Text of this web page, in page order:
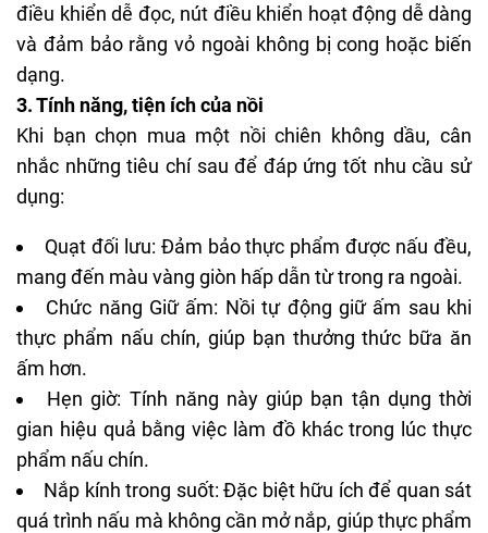
điều khiển dễ đọc, nút điều khiển hoạt động dễ dàng
và đảm bảo rằng vỏ ngoài không bị cong hoặc biến
dạng.
3. Tính năng, tiện ích của nồi
Khi bạn chọn mua một nồi chiên không dầu, cân
nhắc những tiêu chí sau để đáp ứng tốt nhu cầu sử
dụng:
Quạt đối lưu: Đảm bảo thực phẩm được nấu đều,
mang đến màu vàng giòn hấp dẫn từ trong ra ngoài.
Chức năng Giữ ấm: Nồi tự động giữ ấm sau khi
thực phẩm nấu chín, giúp bạn thưởng thức bữa ăn
ấm hơn.
Hẹn giờ: Tính năng này giúp bạn tận dụng thời
gian hiệu quả bằng việc làm đồ khác trong lúc thực
phẩm nấu chín.
Nắp kính trong suốt: Đặc biệt hữu ích để quan sát
quá trình nấu mà không cần mở nắp, giúp thực phẩm